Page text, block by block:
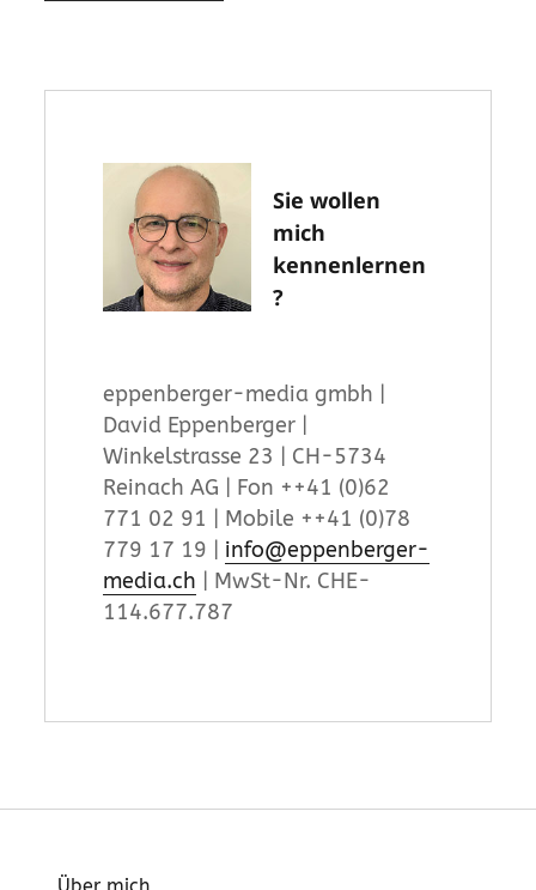
Sie wollen
mich
kennenlernen
?
eppenberger-media gmbh |
David Eppenberger |
Winkelstrasse 23 | CH-5734
Reinach AG | Fon ++41 (0)62
771 02 91 | Mobile ++41 (0)78
779 17 19 | info@eppenberger-
media.ch | MwSt-Nr. CHE-
114.677.787
Über mich